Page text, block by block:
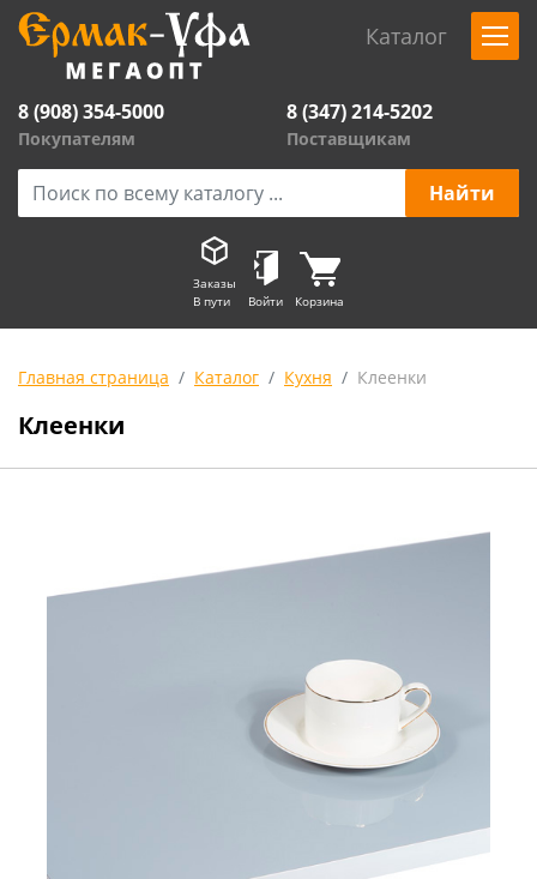
Каталог
8 (908) 354-5000
Покупателям
8 (347) 214-5202
Поставщикам
Заказы
В пути
Войти Корзина
Главная страница Каталог Кухня Клеенки
Клеенки